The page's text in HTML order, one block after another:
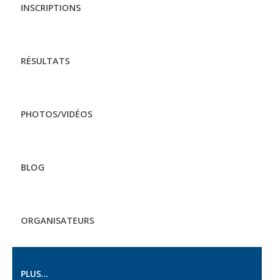
INSCRIPTIONS
RÉSULTATS
PHOTOS/VIDÉOS
BLOG
ORGANISATEURS
PLUS...